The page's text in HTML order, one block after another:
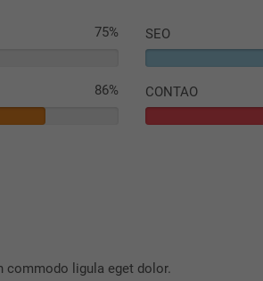
75% SEO
86% CONTAO
commodo ligula eget dolor.